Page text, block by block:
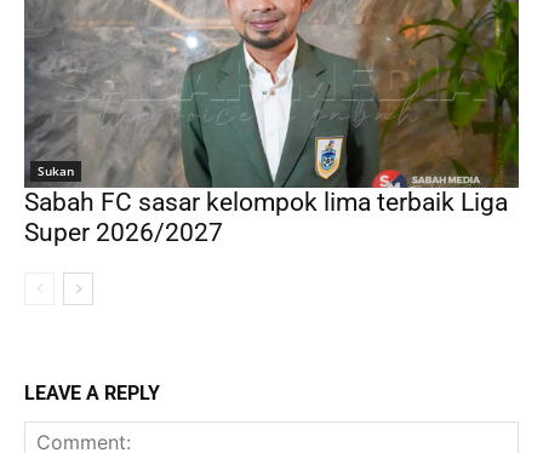
Sukan
Sabah FC sasar kelompok lima terbaik Liga
Super 2026/2027
LEAVE A REPLY